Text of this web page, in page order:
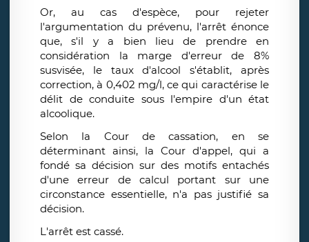
Or, au cas d'espèce, pour rejeter
l'argumentation du prévenu, l'arrêt énonce
que, s'il y a bien lieu de prendre en
considération la marge d'erreur de 8%
susvisée, le taux d'alcool s'établit, après
correction, à 0,402 mg/l, ce qui caractérise le
délit de conduite sous l'empire d'un état
alcoolique.
Selon la Cour de cassation, en se
déterminant ainsi, la Cour d'appel, qui a
fondé sa décision sur des motifs entachés
d'une erreur de calcul portant sur une
circonstance essentielle, n'a pas justifié sa
décision.
L'arrêt est cassé.